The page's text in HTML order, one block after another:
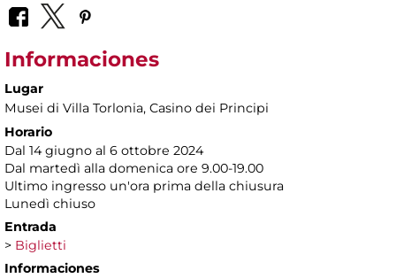
Informaciones
Lugar
Musei di Villa Torlonia, Casino dei Principi
Horario
Dal 14 giugno al 6 ottobre 2024
Dal martedì alla domenica ore 9.00-19.00
Ultimo ingresso un'ora prima della chiusura
Lunedì chiuso
Entrada
> Biglietti
Informaciones